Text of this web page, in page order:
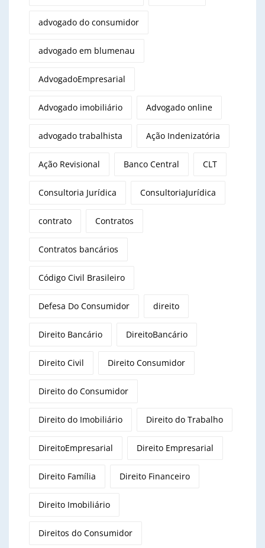
advogado do consumidor
advogado em blumenau
AdvogadoEmpresarial
Advogado imobiliário Advogado online
advogado trabalhista Ação Indenizatória
Ação Revisional Banco Central CLT
Consultoria Jurídica ConsultoriaJurídica
contrato Contratos
Contratos bancários
Código Civil Brasileiro
Defesa Do Consumidor direito
Direito Bancário DireitoBancário
Direito Civil Direito Consumidor
Direito do Consumidor
Direito do Imobiliário Direito do Trabalho
DireitoEmpresarial Direito Empresarial
Direito Família Direito Financeiro
Direito Imobiliário
Direitos do Consumidor